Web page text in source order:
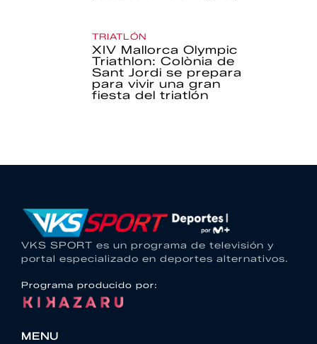
TRIATLÓN
XIV Mallorca Olympic
Triathlon: Colònia de
Sant Jordi se prepara
para vivir una gran
fiesta del triatlón
VKS SPORT es un programa de televisión y
portal especializado en deportes alternativos.
Programa producido por:
MENU